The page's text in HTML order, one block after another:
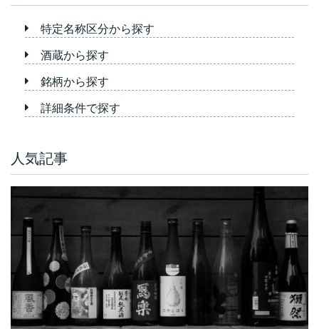
特定名称区分から探す
酒蔵から探す
銘柄から探す
詳細条件で探す
人気記事